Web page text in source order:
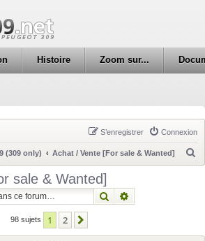
Histoire Zoom sur...
Connexion
S’enregistrer
(309 only) Achat / Vente [For sale & Wanted]
r
sale & Wanted]
Rechercher
98 sujets 1 2